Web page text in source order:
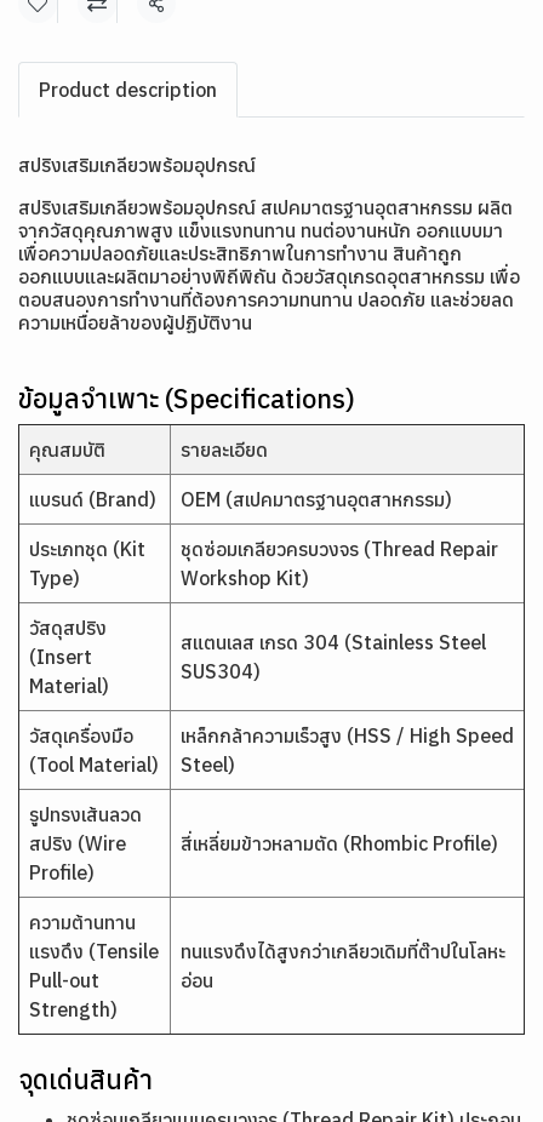
แชร์
Product description
สปริงเสริมเกลียวพร้อมอุปกรณ์
สปริงเสริมเกลียวพร้อมอุปกรณ์ สเปคมาตรฐานอุตสาหกรรม ผลิต
จากวัสดุคุณภาพสูง แข็งแรงทนทาน ทนต่องานหนัก ออกแบบมา
เพื่อความปลอดภัยและประสิทธิภาพในการทำงาน สินค้าถูก
ออกแบบและผลิตมาอย่างพิถีพิถัน ด้วยวัสดุเกรดอุตสาหกรรม เพื่อ
ตอบสนองการทำงานที่ต้องการความทนทาน ปลอดภัย และช่วยลด
ความเหนื่อยล้าของผู้ปฏิบัติงาน
ข้อมูลจำเพาะ (Specifications)
คุณสมบัติ รายละเอียด
แบรนด์ (Brand) OEM (สเปคมาตรฐานอุตสาหกรรม)
ประเภทชุด (Kit
Type)
ชุดซ่อมเกลียวครบวงจร (Thread Repair
Workshop Kit)
วัสดุสปริง
(Insert
Material)
สแตนเลส เกรด 304 (Stainless Steel
SUS304)
วัสดุเครื่องมือ
(Tool Material)
เหล็กกล้าความเร็วสูง (HSS / High Speed
Steel)
รูปทรงเส้นลวด
สปริง (Wire
Profile)
สี่เหลี่ยมข้าวหลามตัด (Rhombic Profile)
ความต้านทาน
แรงดึง (Tensile
Pull-out
Strength)
ทนแรงดึงได้สูงกว่าเกลียวเดิมที่ต๊าปในโลหะ
อ่อน
จุดเด่นสินค้า